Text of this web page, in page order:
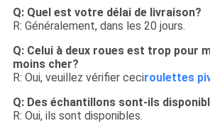
Q: Quel est votre délai de livraison?
R: Généralement, dans les 20 jours.
Q: Celui à deux roues est trop pour
moins cher?
R: Oui, veuillez vérifier ceciroulettes
Q: Des échantillons sont-ils
R: Oui, ils sont disponibles.